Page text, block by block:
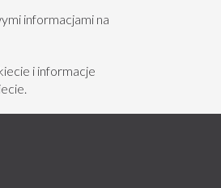
informacjami na
i informacje